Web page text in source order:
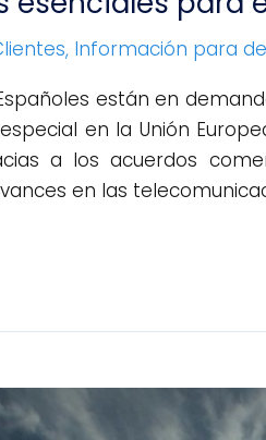
, Información para
están en
en la Unión
a los acuerdos
en las